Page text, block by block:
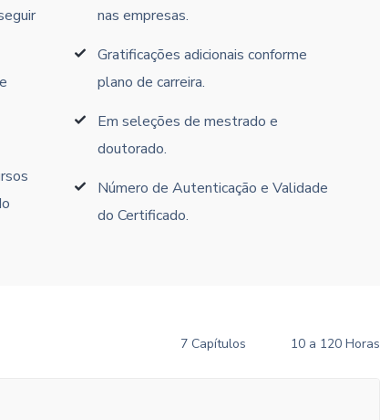
nas empresas.
Gratificações adicionais conforme
plano de carreira.
Em seleções de mestrado e
doutorado.
Número de Autenticação e Validade
do Certificado.
7 Capítulos 10 a 120 Horas